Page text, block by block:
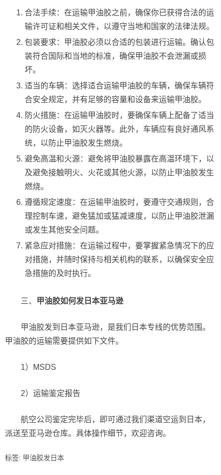
合法手续：在运输甲油胶之前，确保你已获得合法的运
输许可证和相关文件，以遵守当地和国家的法律法规。
包装要求：甲油胶必须以合适的包装进行运输。确认包
装符合国际和当地的标准，确保甲油胶不会泄漏或损
坏。
适当的车辆：选择适合运输甲油胶的车辆，确保车辆符
合安全规定，并有足够的容量和设备来运输甲油胶。
防火措施：在运输甲油胶时，要确保车辆上配备了适当
的防火设备，如灭火器等。此外，车辆应有良好通风系
统，以防止甲油胶发生燃烧。
避免高温和火源：避免将甲油胶暴露在高温环境下，以
及避免接触明火、火花或其他火源，以防止甲油胶发生
燃烧。
遵循规定速度：在运输甲油胶时，要遵守交通规则，合
理控制车速，避免猛加或猛减速度，以防止甲油胶泄漏
或发生其他安全问题。
紧急应对措施：在运输过程中，要掌握紧急情况下的应
对措施，并随时保持与相关机构的联系，以确保安全应
急措施的及时执行。
三、 甲油胶如何发日本亚马逊
甲油胶发到日本亚马逊，是我们日本专线的优势范围。
甲油胶的运输需要提供如下文件。
1）MSDS
2）运输鉴定报告
航空公司鉴定完毕后，即可通过我们渠道空运到日本，
派送至亚马逊仓库。具体操作细节，欢迎咨询。
标签: 甲油胶发日本